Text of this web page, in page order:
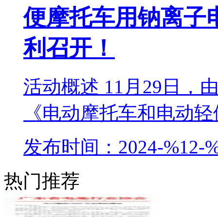
便摩托车用钠离子
利召开！
活动概述 11月29日，
《电动摩托车和电动
发布时间：2024-%12-
热门推荐